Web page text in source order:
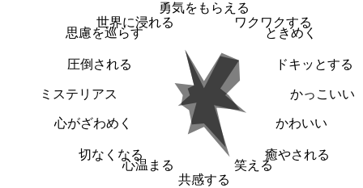
勇気をもらえる
ワクワクする
ときめく
ドキッとする
かっこいい
かわいい
癒やされる
笑える
共感する
心温まる
切なくなる
心がざわめく
ミステリアス
圧倒される
思慮を巡らす
世界に浸れる